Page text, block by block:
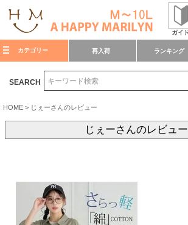
カテゴリー 再入荷 ランキング
SEARCH
HOME じぇーさんのレビュー
じぇーさんのレビュー